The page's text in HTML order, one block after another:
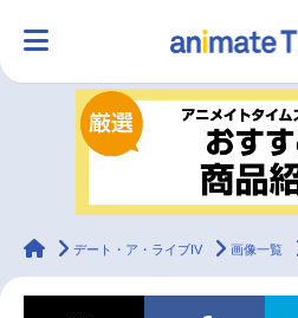
ランキング
ラジオ みんなの声
animateTimes
デート・ア・ライブIV 画像一覧